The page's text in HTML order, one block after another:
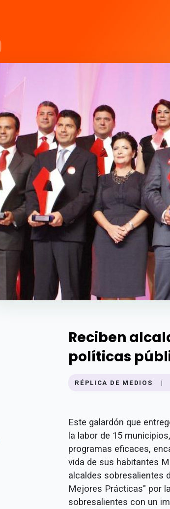
Reciben
políticas
RÉPLICA DE MEDIOS |
Este galardón que
la labor de 15
programas eficaces,
vida de sus habitantes
alcaldes sobresalientes
Mejores Prácticas" por
sobresalientes con un